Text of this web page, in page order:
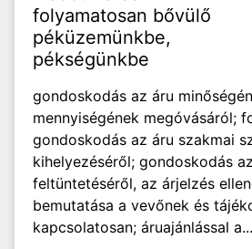
folyamatosan bővülő
péküzemünkbe,
pékségünkbe
gondoskodás az áru
mennyiségének megóvásáról;
gondoskodás az áru szakmai
kihelyezéséről; gondoskodás
feltüntetéséről, az árjelzés
bemutatása a vevőnek és
kapcsolatosan; áruajánlással a...